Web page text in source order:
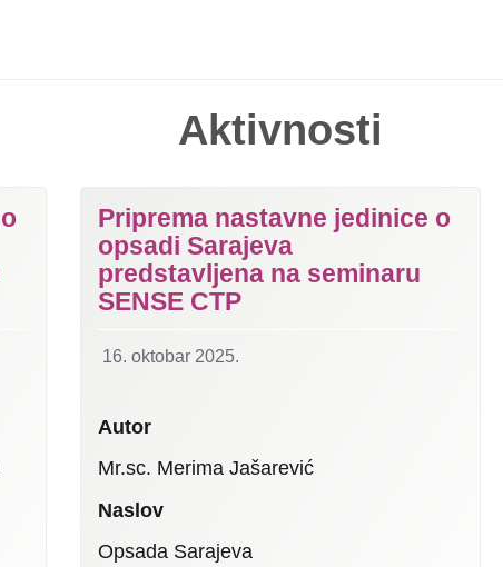
Aktivnosti
Priprema nastavne jedinice o
opsadi Sarajeva
predstavljena na seminaru
SENSE CTP
16. oktobar 2025.
Autor
Mr.sc. Merima Jašarević
Naslov
Opsada Sarajeva